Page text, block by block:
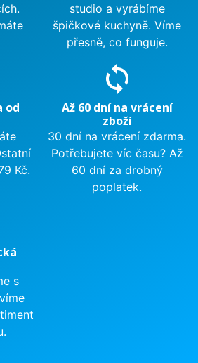
studio a vyrábíme
špičkové kuchyně. Víme
přesně, co funguje.
od
Kč.
sync
Až 60 dní na vrácení
zboží
30 dní na vrácení zdarma.
Potřebujete víc času? Až
60 dní za drobný
poplatek.
s